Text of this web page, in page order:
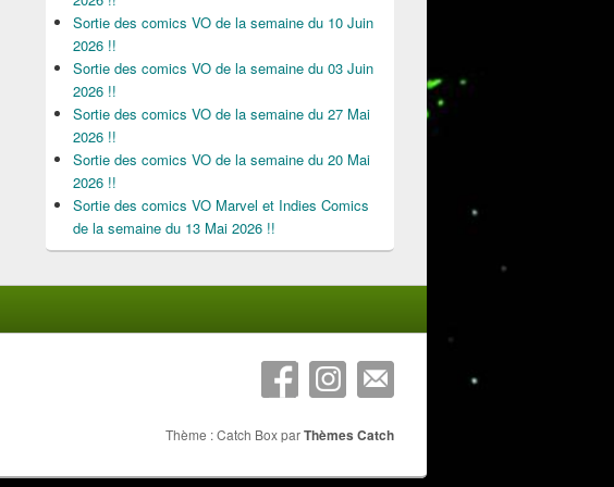
Sortie des comics VO de la semaine du 10 Juin
2026 !!
Sortie des comics VO de la semaine du 03 Juin
2026 !!
Sortie des comics VO de la semaine du 27 Mai
2026 !!
Sortie des comics VO de la semaine du 20 Mai
2026 !!
Sortie des comics VO Marvel et Indies Comics
de la semaine du 13 Mai 2026 !!
Thème : Catch Box parThèmes Catch